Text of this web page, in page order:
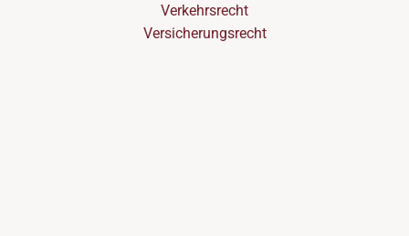
Verkehrsrecht
Versicherungsrecht